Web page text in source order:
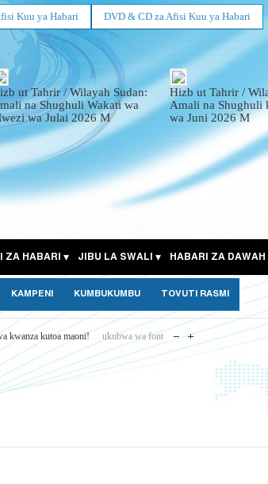
Kuu ya Habari DVD & CD za Afisi Kuu ya Habari
ut Tahrir / Wilayah Sudan:
na Shughuli Wakati wa
wa Julai 2026 M
Hizb ut Tahrir /
Amali na Shughuli
wa Juni 2026 M
ZA HABARI JIBU LA SWALI HABARI ZA DAWAH
KAMPENI KUMBUKUMBU TOVUTI RASMI
kwanza kutoa maoni! ukubwa wa font